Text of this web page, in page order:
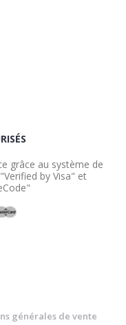
grâce au système de
by Visa" et
générales de vente